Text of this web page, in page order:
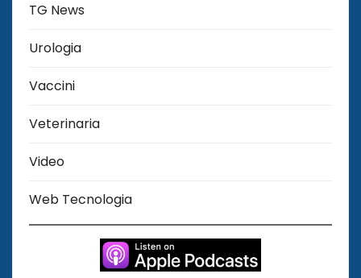
TG News
Urologia
Vaccini
Veterinaria
Video
Web Tecnologia